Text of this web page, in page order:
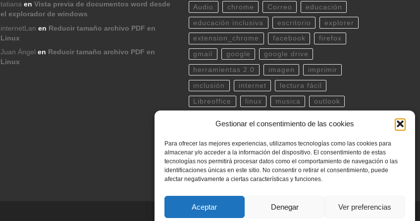
Gestionar el consentimiento de las cookies
Para ofrecer las mejores experiencias, utilizamos tecnologías como las cookies para
almacenar y/o acceder a la información del dispositivo. El consentimiento de estas
tecnologías nos permitirá procesar datos como el comportamiento de navegación o las
identificaciones únicas en este sitio. No consentir o retirar el consentimiento, puede
afectar negativamente a ciertas características y funciones.
Aceptar Denegar Ver preferencias
tatiana en Vista previa de documentos word desde
el explorador de windows
internetLan en Reducir tamaño archivo PDF en
Linux
Juan Ángel en Reducir tamaño archivo PDF en
Linux
Audio chrome Correo educación
educación inclusiva escritorio explorer
extension_chrome facebook firefox
gmail google google drive
herramientas 2.0 imagen imprimir
inclusión internet lectura fácil
Libreoffice linux musica outlook
twitter ubuntu video WhatsApp
windows word YouTube